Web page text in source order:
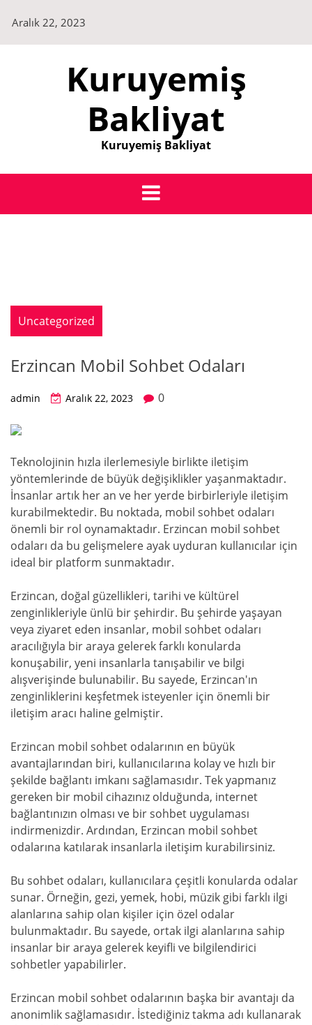
content
Aralık 22, 2023
Kuruyemiş
Bakliyat
Kuruyemiş Bakliyat
Uncategorized
Erzincan Mobil Sohbet Odaları
admin Aralık 22, 2023 0
Teknolojinin hızla ilerlemesiyle birlikte iletişim
yöntemlerinde de büyük değişiklikler yaşanmaktadır.
İnsanlar artık her an ve her yerde birbirleriyle iletişim
kurabilmektedir. Bu noktada, mobil sohbet odaları
önemli bir rol oynamaktadır. Erzincan mobil sohbet
odaları da bu gelişmelere ayak uyduran kullanıcılar için
ideal bir platform sunmaktadır.
Erzincan, doğal güzellikleri, tarihi ve kültürel
zenginlikleriyle ünlü bir şehirdir. Bu şehirde yaşayan
veya ziyaret eden insanlar, mobil sohbet odaları
aracılığıyla bir araya gelerek farklı konularda
konuşabilir, yeni insanlarla tanışabilir ve bilgi
alışverişinde bulunabilir. Bu sayede, Erzincan'ın
zenginliklerini keşfetmek isteyenler için önemli bir
iletişim aracı haline gelmiştir.
Erzincan mobil sohbet odalarının en büyük
avantajlarından biri, kullanıcılarına kolay ve hızlı bir
şekilde bağlantı imkanı sağlamasıdır. Tek yapmanız
gereken bir mobil cihazınız olduğunda, internet
bağlantınızın olması ve bir sohbet uygulaması
indirmenizdir. Ardından, Erzincan mobil sohbet
odalarına katılarak insanlarla iletişim kurabilirsiniz.
Bu sohbet odaları, kullanıcılara çeşitli konularda odalar
sunar. Örneğin, gezi, yemek, hobi, müzik gibi farklı ilgi
alanlarına sahip olan kişiler için özel odalar
bulunmaktadır. Bu sayede, ortak ilgi alanlarına sahip
insanlar bir araya gelerek keyifli ve bilgilendirici
sohbetler yapabilirler.
Erzincan mobil sohbet odalarının başka bir avantajı da
anonimlik sağlamasıdır. İstediğiniz takma adı kullanarak